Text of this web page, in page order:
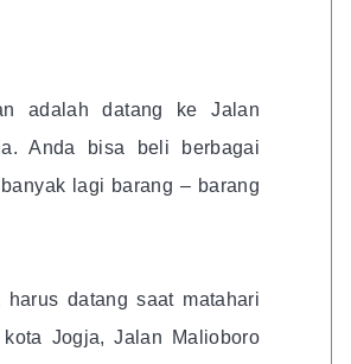
adalah datang ke Jalan
Anda bisa beli berbagai
lagi barang – barang
datang saat matahari
Jogja, Jalan Malioboro